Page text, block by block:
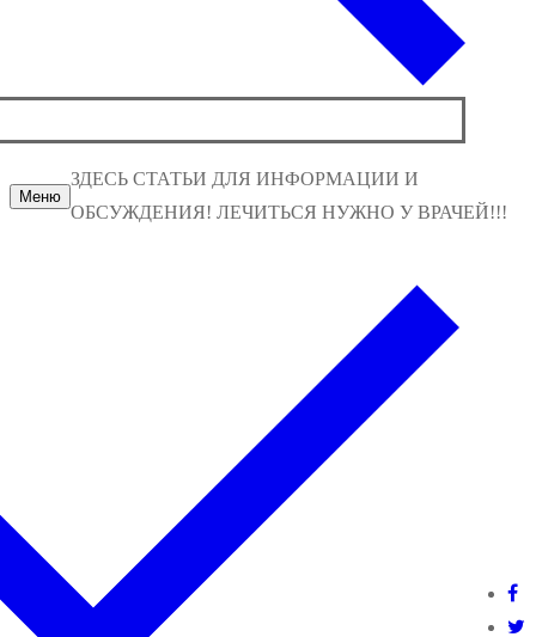
Меню
ЗДЕСЬ СТАТЬИ ДЛЯ ИНФОРМАЦИИ И
ОБСУЖДЕНИЯ! ЛЕЧИТЬСЯ НУЖНО У ВРАЧЕЙ!!!